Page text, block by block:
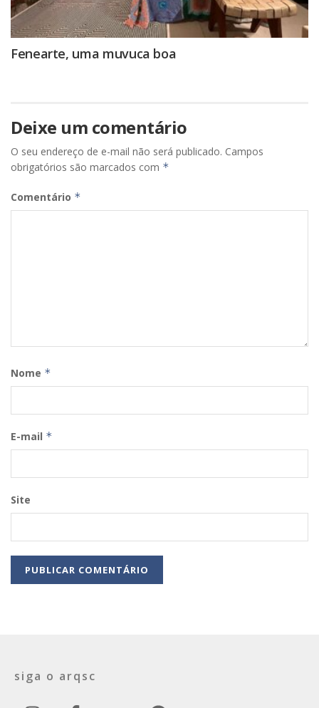
Fenearte, uma muvuca boa
Deixe um comentário
O seu endereço de e-mail não será publicado. Campos
obrigatórios são marcados com *
Comentário *
Nome *
E-mail *
Site
siga o arqsc